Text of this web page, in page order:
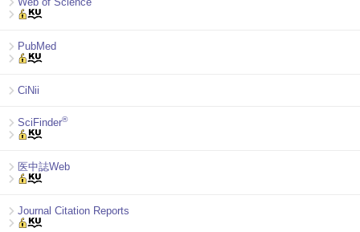
PubMed
CiNii
SciFinder®
医中誌Web
Journal Citation Reports